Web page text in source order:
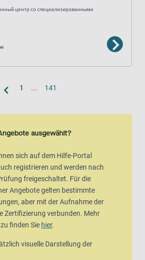
центр со специализированными
1 ... 141
ausgewählt?
sich auf dem Hilfe-Portal
registrieren und werden nach
freigeschaltet. Für die
Angebote gelten bestimmte
aber mit der Aufnahme der
Zertifizierung verbunden. Mehr
finden Sie hier.
visuelle Darstellung der